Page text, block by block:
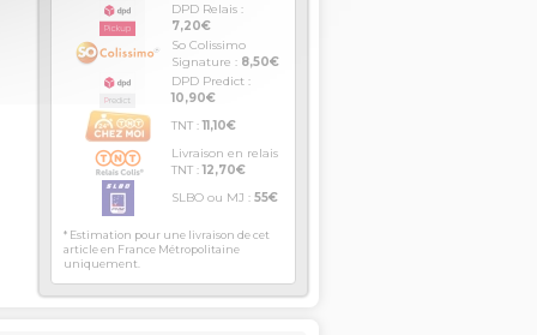
DPD Relais :
7,20€
So Colissimo
Signature : 8,50€
DPD Predict :
10,90€
TNT :11,10€
Livraison en relais
TNT :12,70€
SLBO ou MJ : 55€
* Estimation pour une livraison de cet
article en France Métropolitaine
uniquement.